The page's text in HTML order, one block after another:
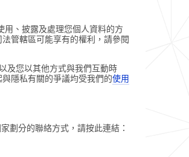
用、披露及處理您個人資料的方
管轄區可能享有的權利，請參閱
及您以其他方式與我們互動時
隱私有關的爭議均受我們的使用
劃分的聯絡方式，請按此連結：